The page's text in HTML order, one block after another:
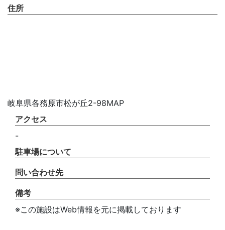
住所
岐阜県各務原市松が丘2-98MAP
アクセス
-
駐車場について
問い合わせ先
備考
※この施設はWeb情報を元に掲載しております